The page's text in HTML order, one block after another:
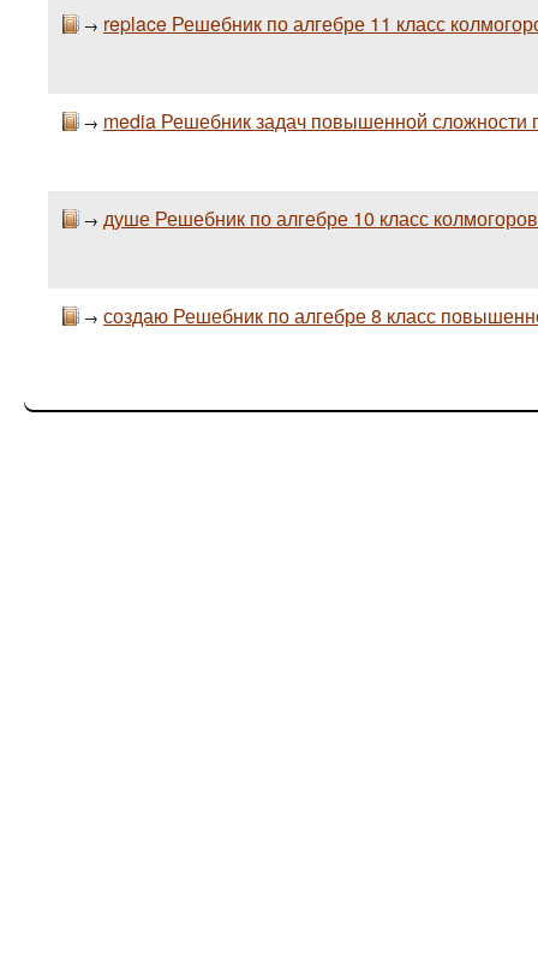
→ replace Решебник по алгебре 11 класс
→ media Решебник задач повышенной сложности
→ душе Решебник по алгебре 10 класс
→ создаю Решебник по алгебре 8 класс